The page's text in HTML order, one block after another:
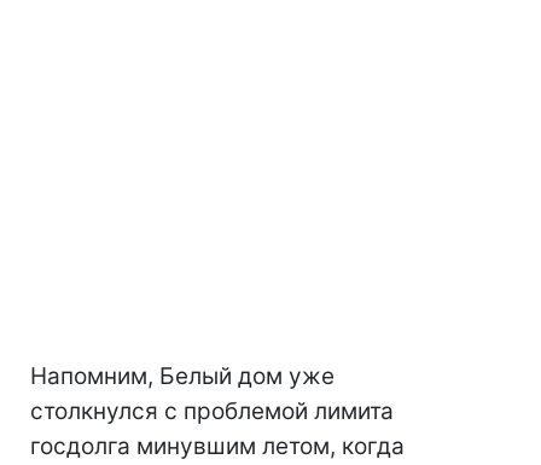
Напомним, Белый дом уже
столкнулся с проблемой лимита
госдолга минувшим летом, когда